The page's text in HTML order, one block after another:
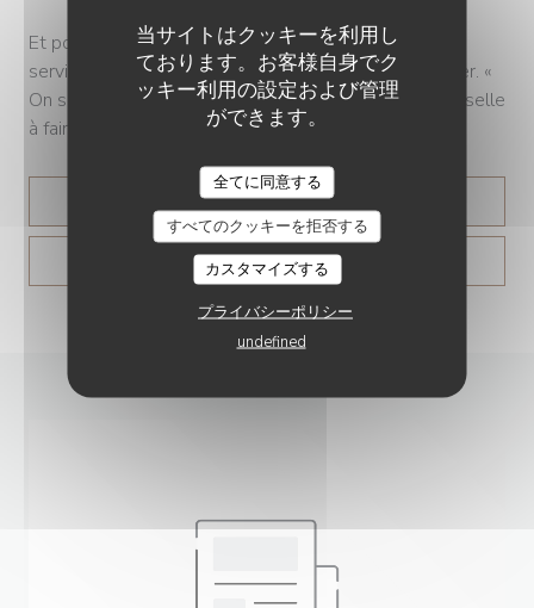
当サイトはクッキーを利用し
ております。お客様自身でク
ッキー利用の設定および管理
ができます。
全てに同意する
すべてのクッキーを拒否する
カスタマイズする
プライバシーポリシー
undefined
Et pour y passer du bon temps, quoi de mieux qu’un
service « sans chichi », avec un bol ed’ frites à partager. «
On sera comme à la maison, sauf qu’on n’a pas la vaisselle
à faire », lance le chef.
記事を読む((新しいウィンドウで開きます))
プレス記事を見る((新しいウィンドウで開きま